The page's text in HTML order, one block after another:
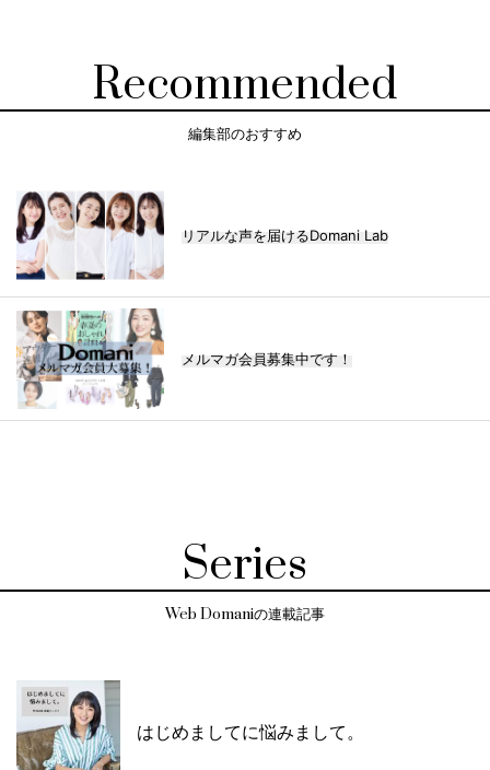
Recommended
編集部のおすすめ
リアルな声を届けるDomani Lab
メルマガ会員募集中です！
Series
Web Domaniの連載記事
はじめましてに悩みまして。